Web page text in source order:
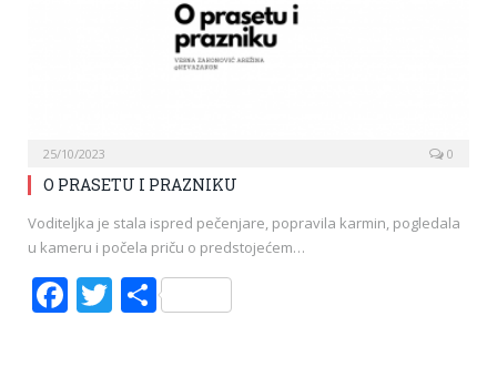
25/10/2023 0
O PRASETU I PRAZNIKU
Voditeljka je stala ispred pečenjare, popravila karmin, pogledala
u kameru i počela priču o predstojećem…
Facebook
Twitter
Share